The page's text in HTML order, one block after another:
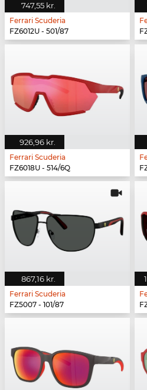
747,55 kr.
Ferrari Scuderia
FZ6012U - 501/87
926,96 kr.
Ferrari Scuderia
FZ6018U - 514/6Q
867,16 kr.
Ferrari Scuderia
FZ5007 - 101/87